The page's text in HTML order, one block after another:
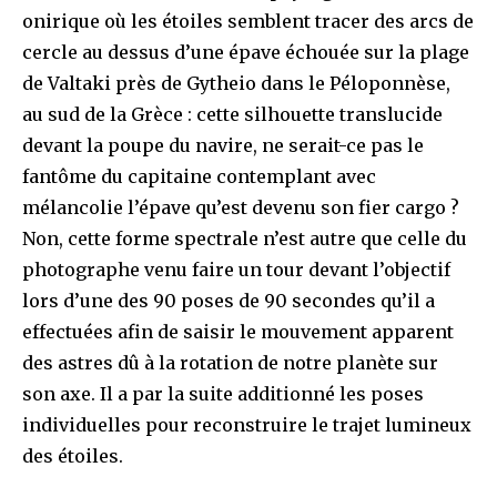
onirique où les étoiles semblent tracer des arcs de
cercle au dessus d’une épave échouée sur la plage
de Valtaki près de Gytheio dans le Péloponnèse,
au sud de la Grèce : cette silhouette translucide
devant la poupe du navire, ne serait-ce pas le
fantôme du capitaine contemplant avec
mélancolie l’épave qu’est devenu son fier cargo ?
Non, cette forme spectrale n’est autre que celle du
photographe venu faire un tour devant l’objectif
lors d’une des 90 poses de 90 secondes qu’il a
effectuées afin de saisir le mouvement apparent
des astres dû à la rotation de notre planète sur
son axe. Il a par la suite additionné les poses
individuelles pour reconstruire le trajet lumineux
des étoiles.